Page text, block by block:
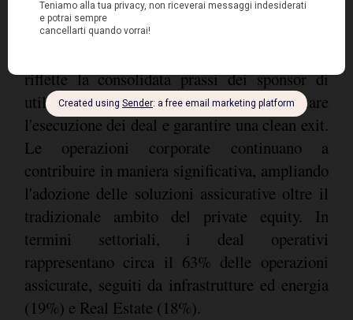
rimane evidente: il 56% delle polizze è stato
sottoscritto da financial sponsor, mentre il 44%
riflette la consolidata prassi dei sponsor di
utilizzare le coperture per facilitare
l'esecuzione dei deal e garantire una clean exit.
Le operazioni corporate continuano a
contribuire in maniera significativa, ampliando
l'adozione delle soluzioni assicurative oltre il
tradizionale ambito del private equity. In
termini settoriali, i deal operativi
rappresentano circa il 63% delle operazioni
assicurate, seguiti da infrastrutture ed energia
(19%) e Real Estate (18%).